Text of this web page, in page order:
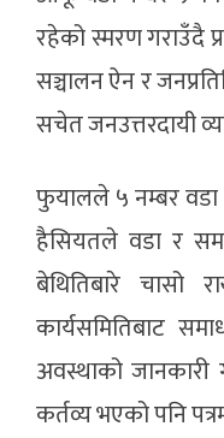
रहेको स्मरण गराउँदै
सञ्चालन ऐन र
सचेत जनउत्तरदायी
फुयालले ५ नम्बर वडा
हैसियतले वडा र
बेथितिबारे चासो
कार्यसमितिबाट
अवस्थाको जानकारी
कर्तव्य भएको पनि